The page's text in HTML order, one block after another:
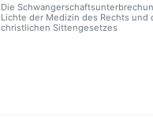
Die
Lichte der Medizin des Rechts und
christlichen Sittengesetzes